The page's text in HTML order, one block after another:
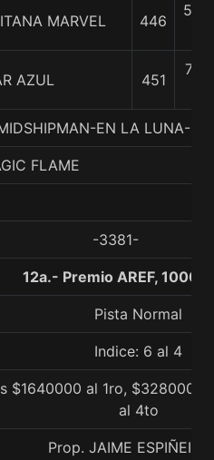
MARVEL 446
5 3/
AZUL 451
7 1/
EN LA LUNA-
FLAME
-3381-
12a.- Premio AREF, 1000
Pista Normal
Indice: 6 al 4
$1640000 al 1ro, $328000
al 4to
Prop. JAIME ESPIÑEIRA